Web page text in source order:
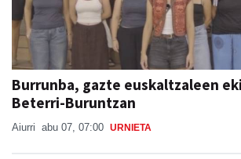
Burrunba, gazte euskaltzaleen
Beterri-Buruntzan
Aiurri abu 07, 07:00 URNIETA